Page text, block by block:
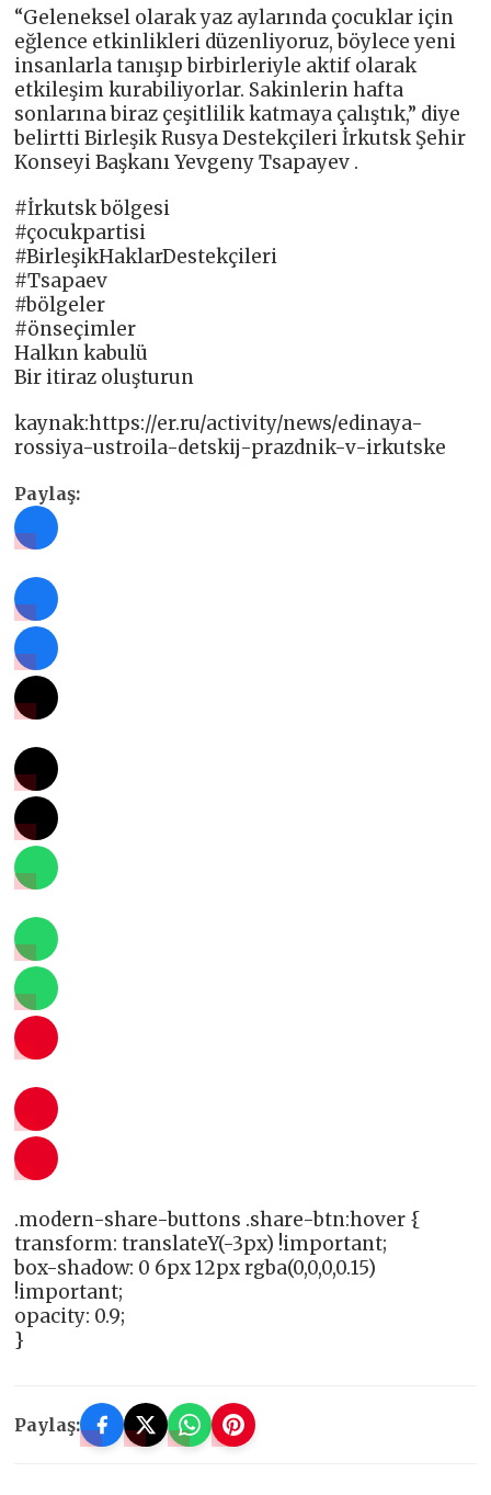
“Geleneksel olarak yaz aylarında çocuklar için
eğlence etkinlikleri düzenliyoruz, böylece yeni
insanlarla tanışıp birbirleriyle aktif olarak
etkileşim kurabiliyorlar. Sakinlerin hafta
sonlarına biraz çeşitlilik katmaya çalıştık,” diye
belirtti Birleşik Rusya Destekçileri İrkutsk Şehir
Konseyi Başkanı Yevgeny Tsapayev .
#İrkutsk bölgesi
#çocukpartisi
#BirleşikHaklarDestekçileri
#Tsapaev
#bölgeler
#önseçimler
Halkın kabulü
Bir itiraz oluşturun
kaynak:https://er.ru/activity/news/edinaya-
rossiya-ustroila-detskij-prazdnik-v-irkutske
Paylaş:
.modern-share-buttons .share-btn:hover {
transform: translateY(-3px) !important;
box-shadow: 0 6px 12px rgba(0,0,0,0.15)
!important;
opacity: 0.9;
}
Paylaş: